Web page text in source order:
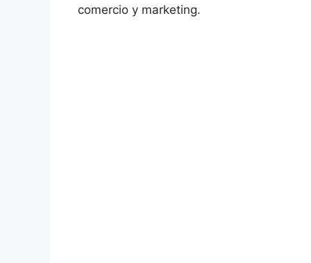
comercio y marketing.